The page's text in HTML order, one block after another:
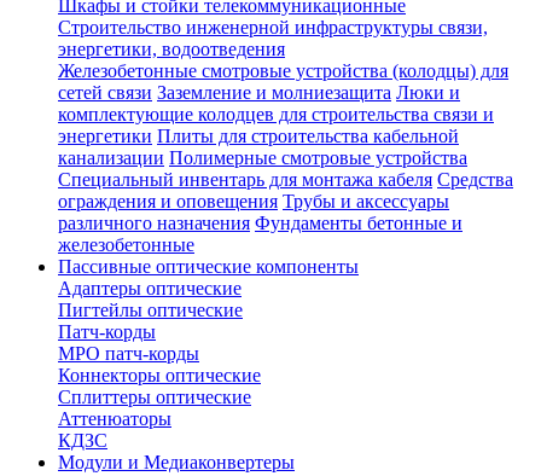
Шкафы и стойки телекоммуникационные
Строительство инженерной инфраструктуры связи,
энергетики, водоотведения
Железобетонные смотровые устройства (колодцы) для
сетей связи Заземление и молниезащита Люки и
комплектующие колодцев для строительства связи и
энергетики Плиты для строительства кабельной
канализации Полимерные смотровые устройства
Специальный инвентарь для монтажа кабеля Средства
ограждения и оповещения Трубы и аксессуары
различного назначения Фундаменты бетонные и
железобетонные
Пассивные оптические компоненты
Адаптеры оптические
Пигтейлы оптические
Патч-корды
MPO патч-корды
Коннекторы оптические
Сплиттеры оптические
Аттенюаторы
КДЗС
Модули и Медиаконвертеры